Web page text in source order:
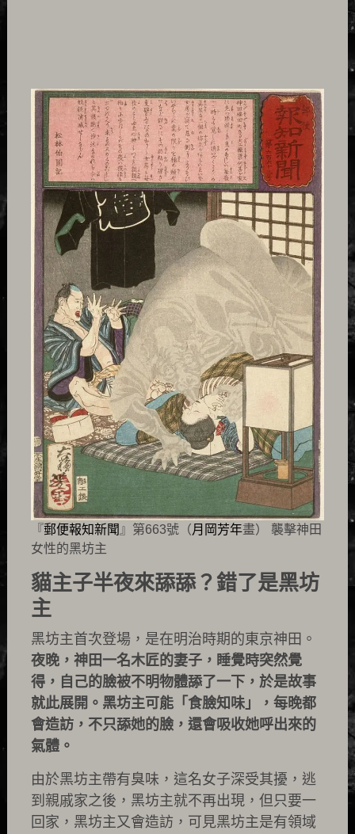
『郵便報知新聞 』第663號（月岡芳年畫） 襲擊神田
女性的黑坊主
貓主子半夜來舔舔？錯了是黑坊
主
黑坊主首次登場，是在明治時期的東京神田。
夜晚，神田一名木匠的妻子，睡覺時突然覺
得，自己的臉被不明物體舔了一下，於是故事
就此展開。黑坊主可能「食臉知味」，每晚都
會造訪，不只舔她的臉，還會吸收她呼出來的
氣體。
由於黑坊主帶有臭味，這名女子深受其擾，逃
到親戚家之後，黑坊主就不再出現，但只要一
回家，黑坊主又會造訪，可見黑坊主是有領域